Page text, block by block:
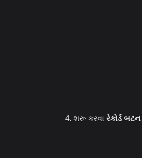
શરૂ કરવા રેકોર્ડ બટન